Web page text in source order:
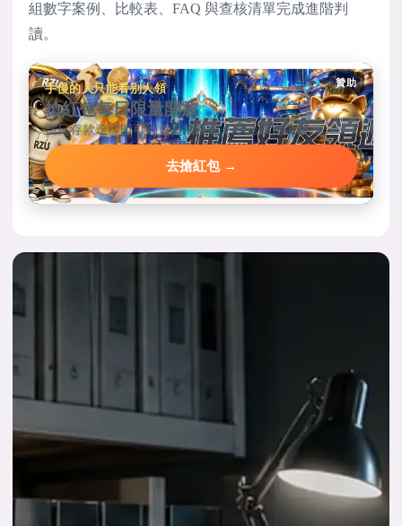
組數字案例、比較表、FAQ 與查核清單完成進階判
讀。
贊助
手慢的人只能看別人領
搶紅包每日限量開放
當日存款達標即可到首頁搶紅包，手速決定金額。
去搶紅包 →